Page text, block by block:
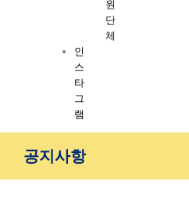
원
단
체
인
스
타
그
램
공지사항